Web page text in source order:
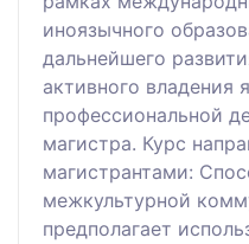
иноязычного
дальнейшего
активного владения
профессиональной
магистра. Курс
магистрантами:
межкультурной
предполагает